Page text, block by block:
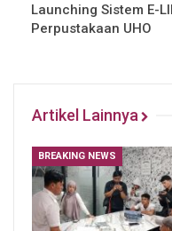
Launching Sistem E-
Perpustakaan UHO
Artikel Lainnya
BREAKING NEWS